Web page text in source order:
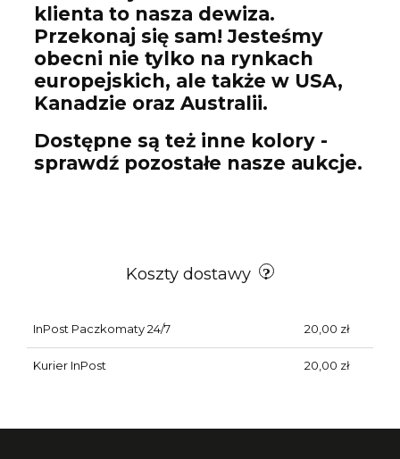
klienta to nasza dewiza.
Przekonaj się sam! Jesteśmy
obecni nie tylko na rynkach
europejskich, ale także w USA,
Kanadzie oraz Australii.
Dostępne są też inne kolory -
sprawdź pozostałe nasze aukcje.
Koszty dostawy
InPost Paczkomaty 24/7 20,00 zł
Kurier InPost 20,00 zł